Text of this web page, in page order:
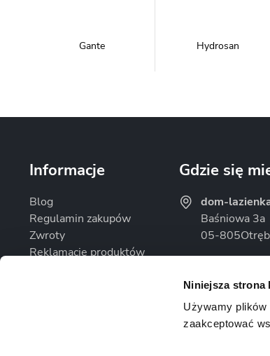
Niniejsza strona
Używamy plików
zaakceptować
Gante Hydrosan
Rea
Velaco
Informacje
Blog
Regulamin zakupów
Zwroty
Reklamacje produktów
Gdzie się
dom-
Baśniowa 3a
05-805
Pon. - Pt.:
Sob.: